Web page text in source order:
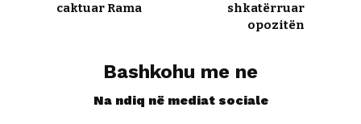
caktuar Rama
shkatërruar
opozitën
Bashkohu me ne
Na ndiq në mediat sociale